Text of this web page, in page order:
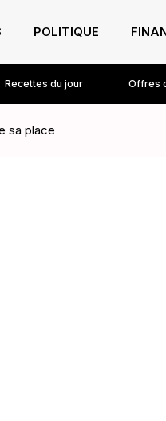
POLITIQUE
Recettes du jour Offres
sa place